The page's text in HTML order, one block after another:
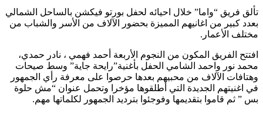
تألق فريق “واما” خلال احيائه لحفل بورتو فيكشن بالساحل الشمالي
بعدد كبير من اغانيهم المميزة بحضور الآلاف من الأسر والشباب من
مختلف الأعمار.
افتتح الفريق المكون من النجوم الأربعة أحمد فهمي ، نادر حمدي،
محمد نور واحمد الشامي الحفل بأغنية”رايحة جاية” وسط صيحات
وهتافات الآلاف من محبيهم بعدها حرصوا على معرفة رأي الجمهور
في اغنيتهم الجديدة التي أطلقوها مؤخرا وتحمل عنوان “مش حلوة
بس ” ثم قاموا بتقديمها وفوجئوا بترديد الجمهور لكلماتها مهم.